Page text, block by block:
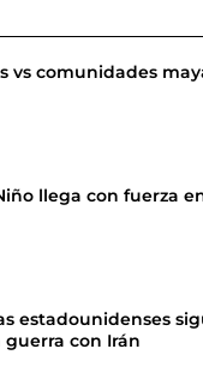
vs comunidades
llega con fuerza
estadounidenses
con Irán